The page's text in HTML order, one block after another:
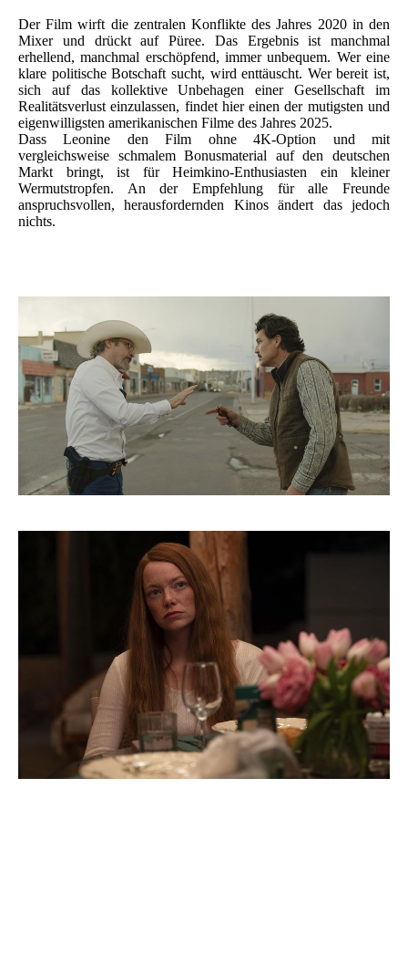
Der Film wirft die zentralen Konflikte des Jahres 2020 in den
Mixer und drückt auf Püree. Das Ergebnis ist manchmal
erhellend, manchmal erschöpfend, immer unbequem. Wer eine
klare politische Botschaft sucht, wird enttäuscht. Wer bereit ist,
sich auf das kollektive Unbehagen einer Gesellschaft im
Realitätsverlust einzulassen, findet hier einen der mutigsten und
eigenwilligsten amerikanischen Filme des Jahres 2025.
Dass Leonine den Film ohne 4K-Option und mit
vergleichsweise schmalem Bonusmaterial auf den deutschen
Markt bringt, ist für Heimkino-Enthusiasten ein kleiner
Wermutstropfen. An der Empfehlung für alle Freunde
anspruchsvollen, herausfordernden Kinos ändert das jedoch
nichts.